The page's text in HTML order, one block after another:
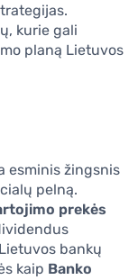
kurie gali
planą Lietuvos
esminis žingsnis
pelną.
prekės
bankų
kaip Banko